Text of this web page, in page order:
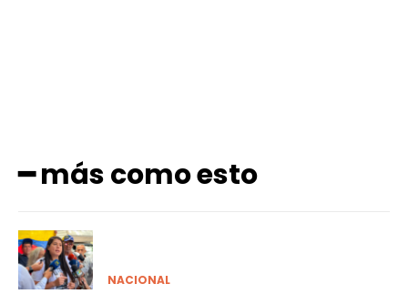
━ más como esto
NACIONAL